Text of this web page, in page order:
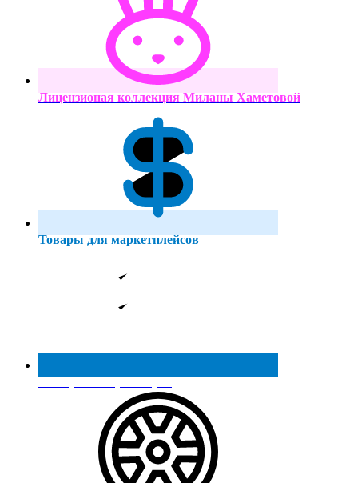
Лицензионая коллекция Миланы Хаметовой
Товары для маркетплейсов
Реестр МинПромТорга